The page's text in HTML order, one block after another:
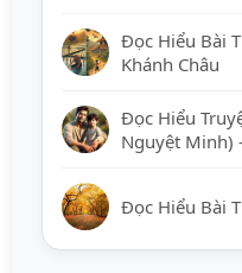
Đọc Hiểu Bài
Khánh Châu
Đọc Hiểu
Nguyệt Minh)
Đọc Hiểu Bài